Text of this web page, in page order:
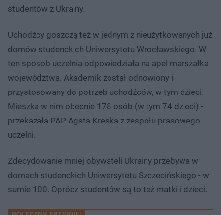
studentów z Ukrainy.
Uchodźcy goszczą też w jednym z nieużytkowanych już
domów studenckich Uniwersytetu Wrocławskiego. W
ten sposób uczelnia odpowiedziała na apel marszałka
województwa. Akademik został odnowiony i
przystosowany do potrzeb uchodźców, w tym dzieci.
Mieszka w nim obecnie 178 osób (w tym 74 dzieci) -
przekazała PAP Agata Kreska z zespołu prasowego
uczelni.
Zdecydowanie mniej obywateli Ukrainy przebywa w
domach studenckich Uniwersytetu Szczecińskiego - w
sumie 100. Oprócz studentów są to też matki i dzieci.